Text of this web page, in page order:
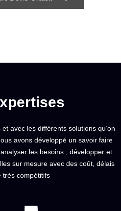
avec les différents solutions qu’on
avons développé un savoir faire
les besoins , développer et
sur mesure avec des coût, délais
très compétitifs